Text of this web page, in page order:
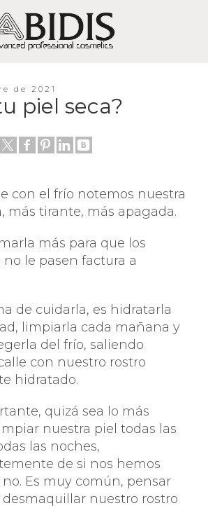
de 2021
piel seca?
con el frío notemos nuestra
más tirante, más apagada.
más para que los
no le pasen factura a
de cuidarla, es hidratarla
limpiarla cada mañana y
del frío, saliendo
con nuestro rostro
hidratado.
quizá sea lo más
nuestra piel todas las
las noches,
de si nos hemos
Es muy común, pensar
nuestro rostro